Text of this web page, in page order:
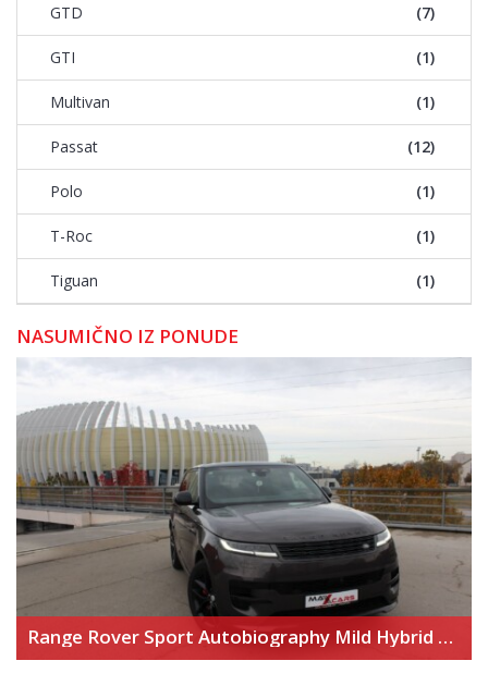
GTD (7)
GTI (1)
Multivan (1)
Passat (12)
Polo (1)
T-Roc (1)
Tiguan (1)
NASUMIČNO IZ PONUDE
Range Rover Sport Autobiography Mild Hybrid – Novi model